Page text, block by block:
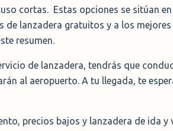
cortas. Estas opciones se sitúan
lanzadera gratuitos y a los
resumen.
de lanzadera, tendrás que
al aeropuerto. A tu llegada, te
precios bajos y lanzadera de ida y